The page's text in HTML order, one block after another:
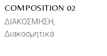
COMPOSITION 02
ΔΙΑΚΟΣΜΗΣΗ
Διακοσμητικά